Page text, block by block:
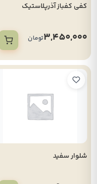
کفی کفباز آذرپلاستیک
3,450,000تومان
شلوار سفید